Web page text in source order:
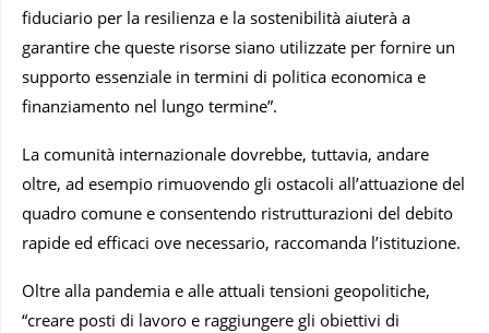
fiduciario per la resilienza e la sostenibilità aiuterà a
garantire che queste risorse siano utilizzate per fornire un
supporto essenziale in termini di politica economica e
finanziamento nel lungo termine”.
La comunità internazionale dovrebbe, tuttavia, andare
oltre, ad esempio rimuovendo gli ostacoli all’attuazione del
quadro comune e consentendo ristrutturazioni del debito
rapide ed efficaci ove necessario, raccomanda l’istituzione.
Oltre alla pandemia e alle attuali tensioni geopolitiche,
“creare posti di lavoro e raggiungere gli obiettivi di